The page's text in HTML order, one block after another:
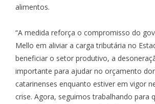
alimentos.
“A medida reforça o compromisso do
Mello em aliviar a carga tributária no
beneficiar o setor produtivo, a
importante para ajudar no orçamento
catarinenses enquanto estiver em vigor
crise. Agora, seguimos trabalhando para